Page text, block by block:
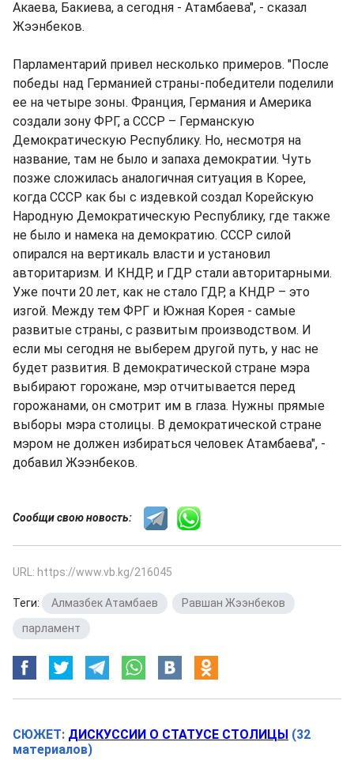
Акаева, Бакиева, а сегодня - Атамбаева", - сказал
Жээнбеков.
Парламентарий привел несколько примеров. "После
победы над Германией страны-победители поделили
ее на четыре зоны. Франция, Германия и Америка
создали зону ФРГ, а СССР – Германскую
Демократическую Республику. Но, несмотря на
название, там не было и запаха демократии. Чуть
позже сложилась аналогичная ситуация в Корее,
когда СССР как бы с издевкой создал Корейскую
Народную Демократическую Республику, где также
не было и намека на демократию. СССР силой
опирался на вертикаль власти и установил
авторитаризм. И КНДР, и ГДР стали авторитарными.
Уже почти 20 лет, как не стало ГДР, а КНДР – это
изгой. Между тем ФРГ и Южная Корея - самые
развитые страны, с развитым производством. И
если мы сегодня не выберем другой путь, у нас не
будет развития. В демократической стране мэра
выбирают горожане, мэр отчитывается перед
горожанами, он смотрит им в глаза. Нужны прямые
выборы мэра столицы. В демократической стране
мэром не должен избираться человек Атамбаева", -
добавил Жээнбеков.
Сообщи свою новость:
URL: https://www.vb.kg/216045
Теги: Алмазбек Атамбаев Равшан Жээнбеков
парламент
СЮЖЕТ: ДИСКУССИИ О СТАТУСЕ СТОЛИЦЫ (32
материалов)